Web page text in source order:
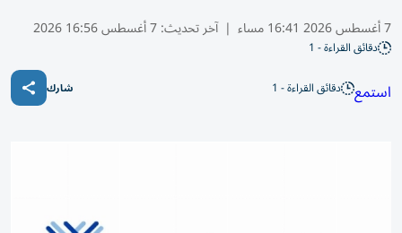
7 أغسطس 2026 16:41 مساء | آخر تحديث:7 أغسطس 16:56 2026
دقائق القراءة - 1
استمع دقائق القراءة - 1 شارك